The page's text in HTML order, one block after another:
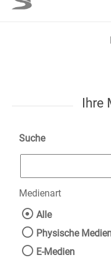
Ihre
Suche
Medienart
Wählen Sie die
Alle
Physische
E-Medien